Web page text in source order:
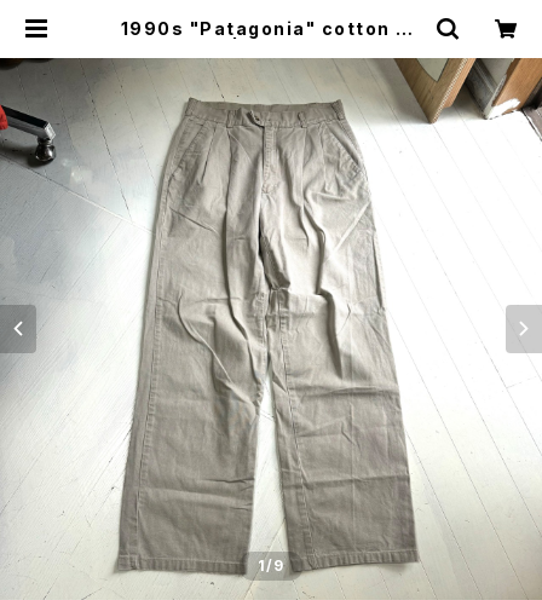
1990s "Patagonia" cotton pa
1/9